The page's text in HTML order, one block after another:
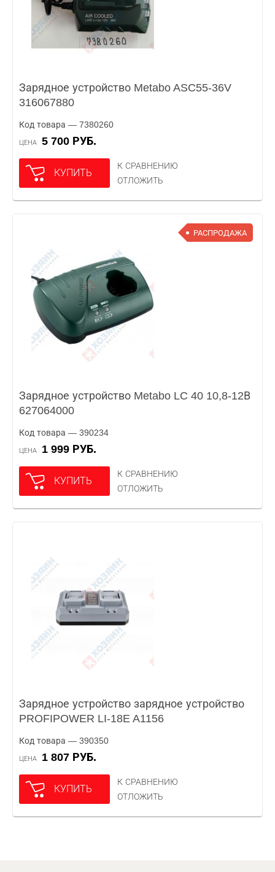
Зарядное устройство Metabo ASC55-36V
316067880
Код товара — 7380260
ЦЕНА 5 700 РУБ.
КУПИТЬ
К СРАВНЕНИЮ
ОТЛОЖИТЬ
РАСПРОДАЖА
Зарядное устройство Metabo LC 40 10,8-12В
627064000
Код товара — 390234
ЦЕНА 1 999 РУБ.
КУПИТЬ
К СРАВНЕНИЮ
ОТЛОЖИТЬ
Зарядное устройство зарядное устройство
PROFIPOWER LI-18E A1156
Код товара — 390350
ЦЕНА 1 807 РУБ.
КУПИТЬ
К СРАВНЕНИЮ
ОТЛОЖИТЬ